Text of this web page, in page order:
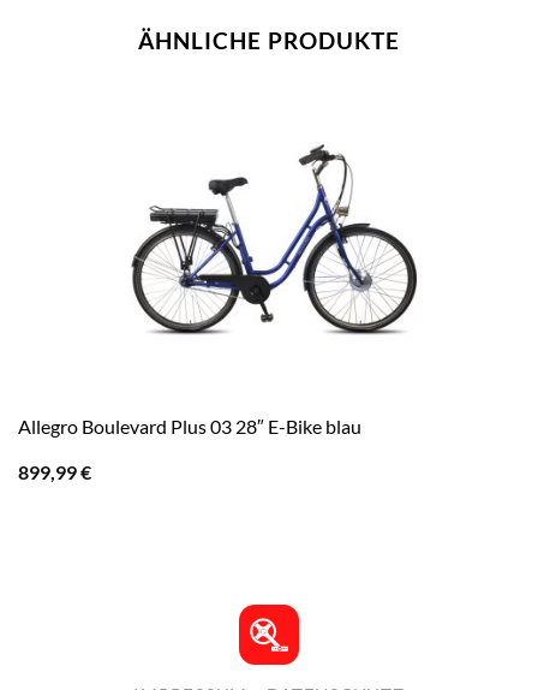
ÄHNLICHE PRODUKTE
Allegro Boulevard Plus 03 28″ E-Bike blau
899,99€